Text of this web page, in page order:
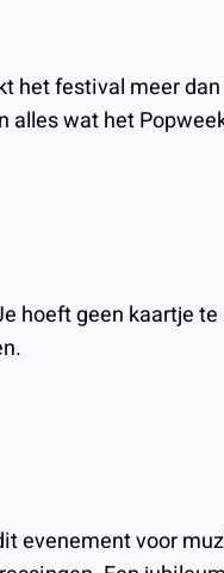
het festival meer
alles wat het
hoeft geen kaartje
evenement voor